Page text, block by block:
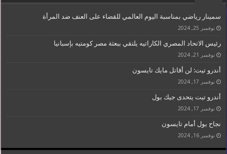
سمينار رياضي بمناسبة اليوم العالمي للقضاء على العنف ضد المرأة
نوفمبر 25, 2024
رئيس الاتحاد المصري الكاراتيه يلتقي ببعثة مصر كومتيه بإسبانيا
نوفمبر 21, 2024
أندرو تيت: لن أقاتل مايك تايسون
نوفمبر 17, 2024
أندرو تيت يتحدى جيك بول
نوفمبر 17, 2024
نجاح بول أمام تايسون
نوفمبر 16, 2024